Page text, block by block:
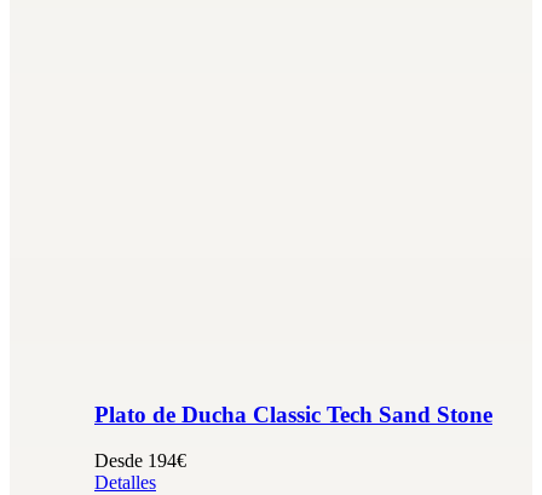
Plato de Ducha Classic Tech Sand Stone
Desde 194€
Detalles